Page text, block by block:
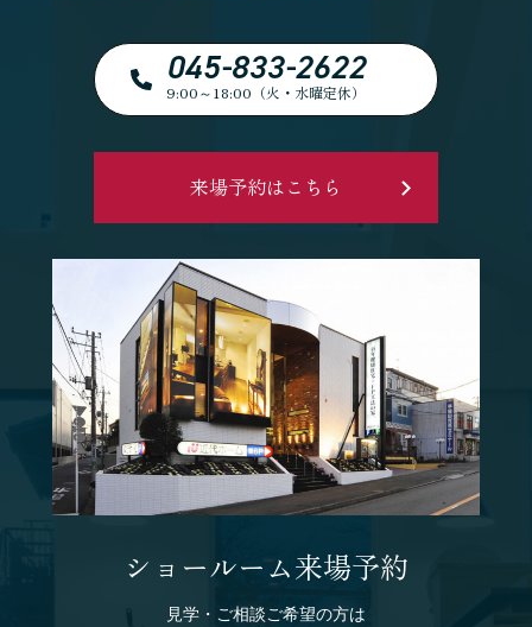
045-833-2622
9:00～18:00（火・水曜定休）
来場予約はこちら
ショールーム来場予約
見学・ご相談ご希望の方は